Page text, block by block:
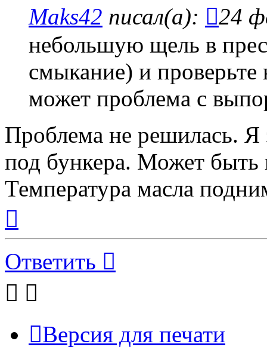
Maks42 писал(а):
24
небольшую щель в
смыкание) и проверьте
может проблема с
Проблема не решилась. Я
под бункера. Может быть
Температура масла
началу
Ответить
Версия для печати